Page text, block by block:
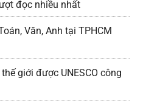
đọc nhiều nhất
Văn, Anh tại TPHCM
giới được UNESCO công